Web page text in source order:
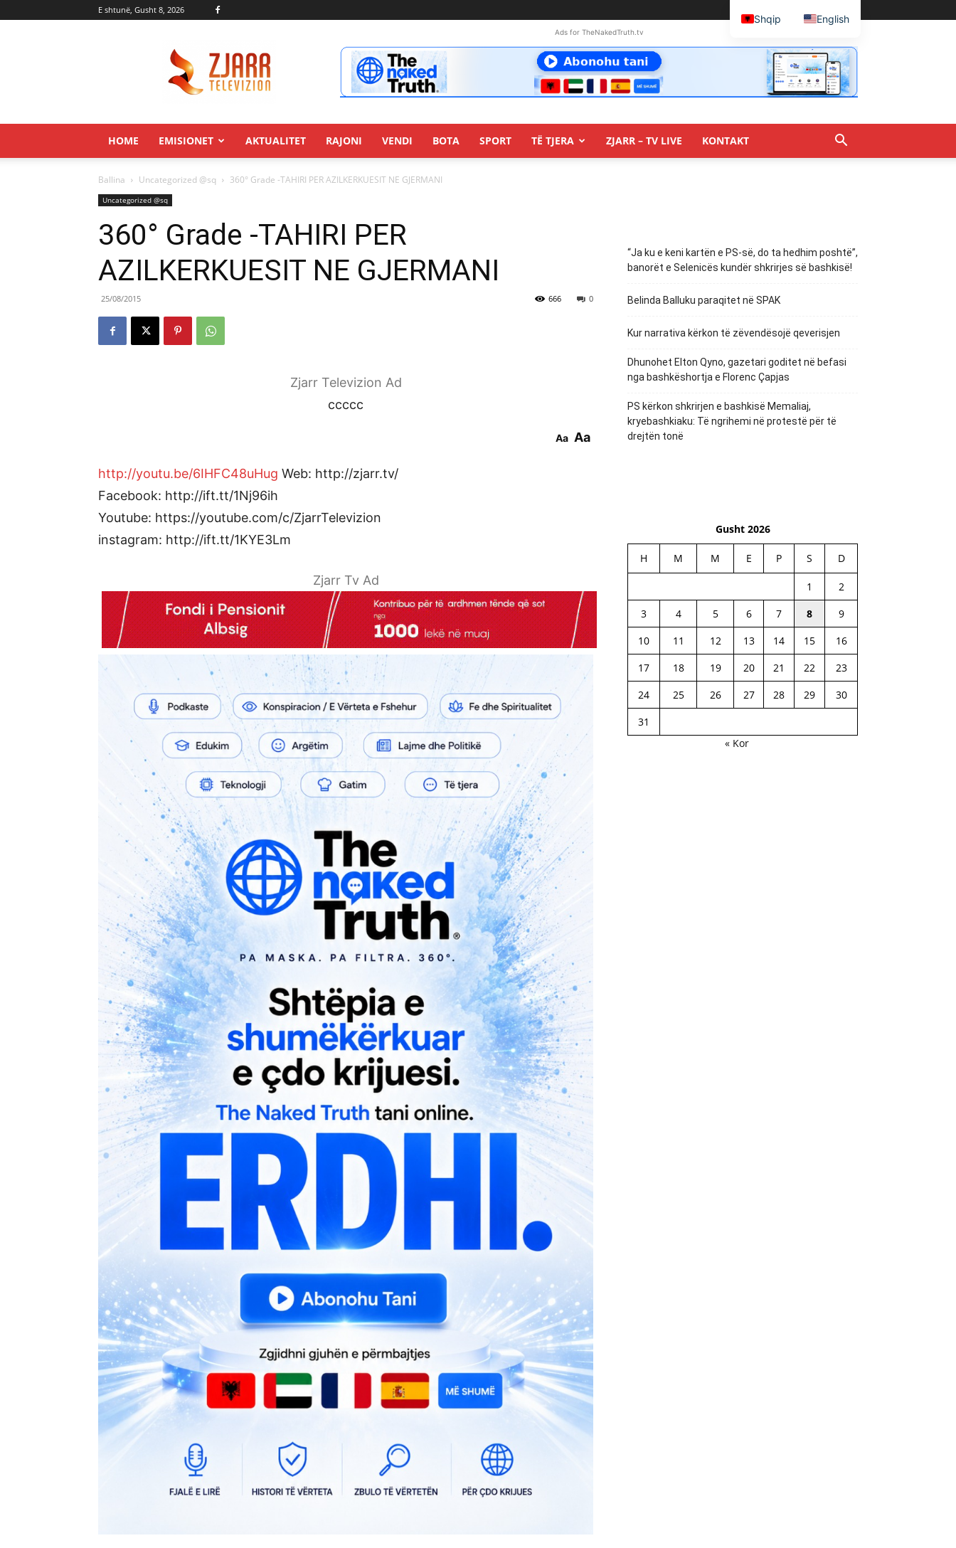
E shtunë, Gusht 8, 2026
Ads for TheNakedTruth.tv
HOME EMISIONET AKTUALITET RAJONI VENDI BOTA SPORT TË TJERA ZJARR – TV LIVE KONTAKT
Ballina Uncategorized @sq 360° Grade -TAHIRI PER AZILKERKUESIT NE GJERMANI
Uncategorized @sq
360° Grade -TAHIRI PER
AZILKERKUESIT NE GJERMANI
25/08/2015 0
666
Zjarr Televizion Ad
ccccc
Aa Aa
http://youtu.be/6IHFC48uHug Web: http://zjarr.tv/
Facebook: http://ift.tt/1Nj96ih
Youtube: https://youtube.com/c/ZjarrTelevizion
instagram: http://ift.tt/1KYE3Lm
Zjarr Tv Ad
“Ja ku e keni kartën e PS-së, do ta hedhim poshtë”,
banorët e Selenicës kundër shkrirjes së bashkisë!
Belinda Balluku paraqitet në SPAK
Kur narrativa kërkon të zëvendësojë qeverisjen
Dhunohet Elton Qyno, gazetari goditet në befasi
nga bashkëshortja e Florenc Çapjas
PS kërkon shkrirjen e bashkisë Memaliaj,
kryebashkiaku: Të ngrihemi në protestë për të
drejtën tonë
Gusht 2026
H M M E P S D
1
2
3
4 5 6 7 8
9
10
11 12 13 14 15
16
17
18 19 20 21 22
23
24
25 26 27 28 29
30
31
« Kor
Shqip English